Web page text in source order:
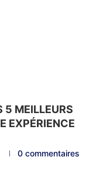
5 MEILLEURS
EXPÉRIENCE
0 commentaires